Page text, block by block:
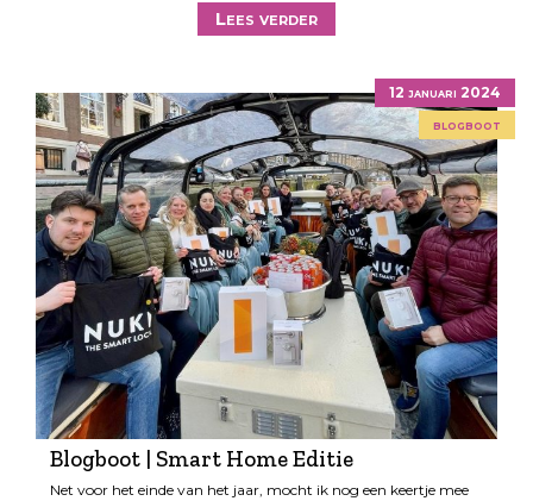
Lees verder
12 januari 2024
blogboot
Blogboot | Smart Home Editie
Net voor het einde van het jaar, mocht ik nog een keertje mee